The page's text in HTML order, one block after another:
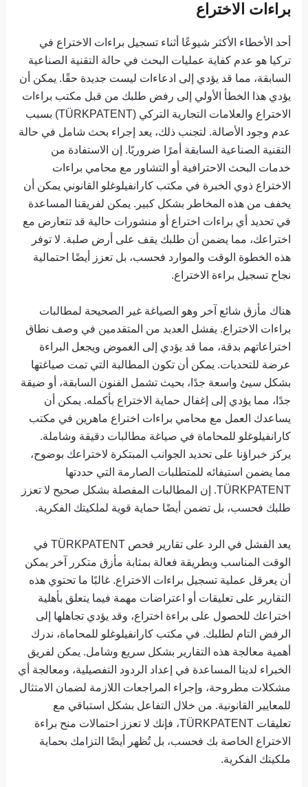
براءات الاختراع
أحد الأخطاء الأكثر شيوعًا أثناء تسجيل براءات الاختراع في
تركيا هو عدم كفاية عمليات البحث في حالة التقنية الصناعية
السابقة، مما قد يؤدي إلى ادعاءات ليست جديدة حقًا. يمكن أن
يؤدي هذا الخطأ الأولي إلى رفض طلبك من قبل مكتب براءات
الاختراع والعلامات التجارية التركي (TÜRKPATENT) بسبب
عدم وجود الأصالة. لتجنب ذلك، يعد إجراء بحث شامل في حالة
التقنية الصناعية السابقة أمرًا ضروريًا. إن الاستفادة من
خدمات البحث الاحترافية أو التشاور مع محامي براءات
الاختراع ذوي الخبرة في مكتب كارانفيلوغلو القانوني يمكن أن
يخفف من هذه المخاطر بشكل كبير. يمكن لفريقنا المساعدة
في تحديد أي براءات اختراع أو منشورات حالية قد تتعارض مع
اختراعك، مما يضمن أن طلبك يقف على أرض صلبة. لا توفر
هذه الخطوة الوقت والموارد فحسب، بل تعزز أيضًا احتمالية
نجاح تسجيل براءة الاختراع.
هناك مأزق شائع آخر وهو الصياغة غير الصحيحة لمطالبات
براءات الاختراع. يفشل العديد من المتقدمين في وصف نطاق
اختراعاتهم بدقة، مما قد يؤدي إلى الغموض ويجعل البراءة
عرضة للتحديات. يمكن أن تكون المطالبة التي تمت صياغتها
بشكل سيئ واسعة جدًا، بحيث تشمل الفنون السابقة، أو ضيقة
جدًا، مما يؤدي إلى إغفال حماية الاختراع بأكمله. يمكن أن
يساعدك العمل مع محامي براءات اختراع ماهرين في مكتب
كارانفيلوغلو للمحاماة في صياغة مطالبات دقيقة وشاملة.
يركز خبراؤنا على تحديد الجوانب المبتكرة لاختراعك ​​بوضوح،
مما يضمن استيفائه للمتطلبات الصارمة التي حددتها
TÜRKPATENT. إن المطالبات المفصلة بشكل صحيح لا تعزز
طلبك فحسب، بل تضمن أيضًا حماية قوية لملكيتك الفكرية.
يعد الفشل في الرد على تقارير فحص TÜRKPATENT في
الوقت المناسب وبطريقة فعالة بمثابة مأزق متكرر آخر يمكن
أن يعرقل عملية تسجيل براءات الاختراع. غالبًا ما تحتوي هذه
التقارير على تعليقات أو اعتراضات مهمة فيما يتعلق بأهلية
اختراعك ​​للحصول على براءة اختراع، وقد يؤدي تجاهلها إلى
الرفض التام لطلبك. في مكتب كارانفيلوغلو للمحاماة، ندرك
أهمية معالجة هذه التقارير بشكل سريع وشامل. يمكن لفريق
الخبراء لدينا المساعدة في إعداد الردود التفصيلية، ومعالجة أي
مشكلات مطروحة، وإجراء المراجعات اللازمة لضمان الامتثال
للمعايير القانونية. من خلال التفاعل بشكل استباقي مع
تعليقات TÜRKPATENT، فإنك لا تعزز احتمالات منح براءة
الاختراع الخاصة بك فحسب، بل تُظهر أيضًا التزامك بحماية
ملكيتك الفكرية.